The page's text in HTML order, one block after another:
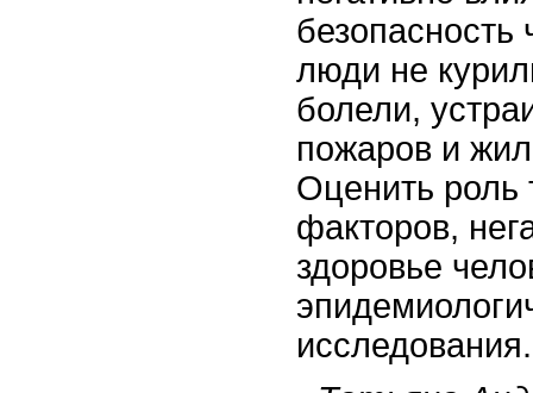
люди не
болели,
пожаров и
Оценить роль
факторов,
здоровье
исследования.